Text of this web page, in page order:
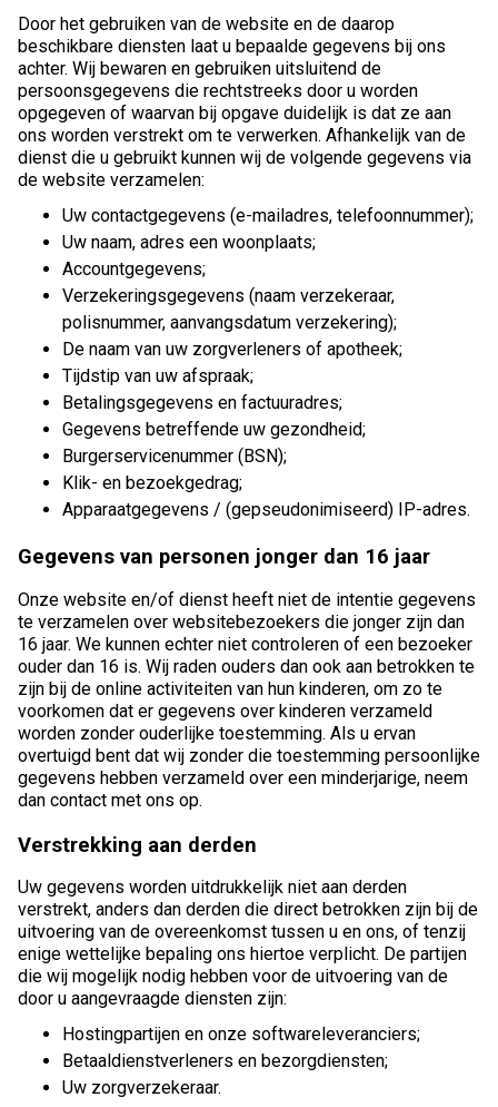
Door het gebruiken van de website en de daarop
beschikbare diensten laat u bepaalde gegevens bij ons
achter. Wij bewaren en gebruiken uitsluitend de
persoonsgegevens die rechtstreeks door u worden
opgegeven of waarvan bij opgave duidelijk is dat ze aan
ons worden verstrekt om te verwerken. Afhankelijk van de
dienst die u gebruikt kunnen wij de volgende gegevens via
de website verzamelen:
Uw contactgegevens (e-mailadres, telefoonnummer);
Uw naam, adres een woonplaats;
Accountgegevens;
Verzekeringsgegevens (naam verzekeraar,
polisnummer, aanvangsdatum verzekering);
De naam van uw zorgverleners of apotheek;
Tijdstip van uw afspraak;
Betalingsgegevens en factuuradres;
Gegevens betreffende uw gezondheid;
Burgerservicenummer (BSN);
Klik- en bezoekgedrag;
Apparaatgegevens / (gepseudonimiseerd) IP-adres.
Gegevens van personen jonger dan 16 jaar
Onze website en/of dienst heeft niet de intentie gegevens
te verzamelen over websitebezoekers die jonger zijn dan
16 jaar. We kunnen echter niet controleren of een bezoeker
ouder dan 16 is. Wij raden ouders dan ook aan betrokken te
zijn bij de online activiteiten van hun kinderen, om zo te
voorkomen dat er gegevens over kinderen verzameld
worden zonder ouderlijke toestemming. Als u ervan
overtuigd bent dat wij zonder die toestemming persoonlijke
gegevens hebben verzameld over een minderjarige, neem
dan contact met ons op.
Verstrekking aan derden
Uw gegevens worden uitdrukkelijk niet aan derden
verstrekt, anders dan derden die direct betrokken zijn bij de
uitvoering van de overeenkomst tussen u en ons, of tenzij
enige wettelijke bepaling ons hiertoe verplicht. De partijen
die wij mogelijk nodig hebben voor de uitvoering van de
door u aangevraagde diensten zijn:
Hostingpartijen en onze softwareleveranciers;
Betaaldienstverleners en bezorgdiensten;
Uw zorgverzekeraar.